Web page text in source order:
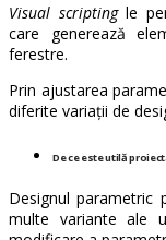
Visual scriptingle
care generează
ferestre.
Prin ajustarea
diferite variații de
De ce este utilă
Designul parametric
multe variante ale